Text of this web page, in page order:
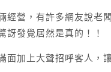
經營，有許多網友說老
訝發覺居然是真的！！
面加上大聲招呼客人，